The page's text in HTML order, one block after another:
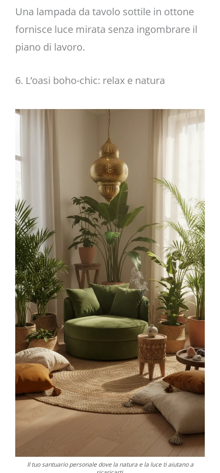
Una lampada da tavolo sottile in ottone
fornisce luce mirata senza ingombrare il
piano di lavoro.
6. L’oasi boho-chic: relax e natura
Il tuo santuario personale dove la natura e la luce ti aiutano a